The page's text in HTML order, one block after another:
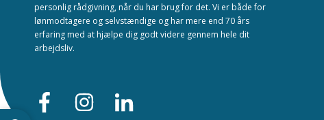
personlig rådgivning, når du har brug for det. Vi er både for
lønmodtagere og selvstændige og har mere end 70 års
erfaring med at hjælpe dig godt videre gennem hele dit
arbejdsliv.